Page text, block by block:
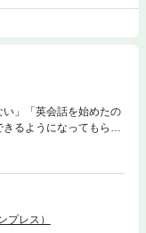
い」「英会話を始めたの
るようになってもらい
けれど、一向に身につ
自分が身につけたい良
身につけさせたい習
という切り口で解決し
食べ物／◎ダイエット
プレス）